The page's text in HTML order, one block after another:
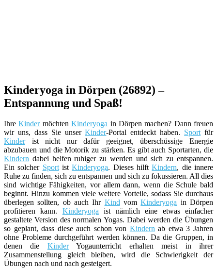
Kinderyoga in Dörpen (26892) –
Entspannung und Spaß!
IhreKindermöchtenKinderyoga in Dörpen machen? Dann freuen
wir uns, dass Sie unserKinder-Portal entdeckt haben. Sport für
Kinderist nicht nur dafür geeignet, überschüssige Energie
abzubauen und die Motorik zu stärken. Es gibt auch Sportarten, die
Kindern dabei helfen ruhiger zu werden und sich zu entspannen.
Ein solcher SportistKinderyoga. Dieses hilftKindern, die innere
Ruhe zu finden, sich zu entspannen und sich zu fokussieren. All dies
sind wichtige Fähigkeiten, vor allem dann, wenn die Schule bald
beginnt. Hinzu kommen viele weitere Vorteile, sodass Sie durchaus
überlegen sollten, ob auch Ihr Kind vomKinderyoga in Dörpen
profitieren kann. Kinderyoga ist nämlich eine etwas einfacher
gestaltete Version des normalen Yogas. Dabei werden die Übungen
so geplant, dass diese auch schon von Kindern ab etwa 3 Jahren
ohne Probleme durchgeführt werden können. Da die Gruppen, in
denen die KinderYogaunterricht erhalten meist in ihrer
Zusammenstellung gleich bleiben, wird die Schwierigkeit der
Übungen nach und nach gesteigert.